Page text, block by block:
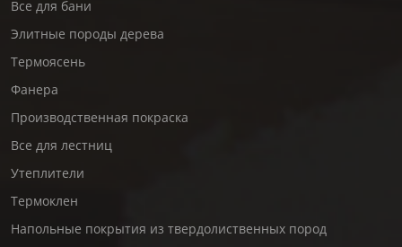
Все для бани
Элитные породы дерева
Термоясень
Фанера
Производственная покраска
Все для лестниц
Утеплители
Термоклен
Напольные покрытия из твердолиственных пород